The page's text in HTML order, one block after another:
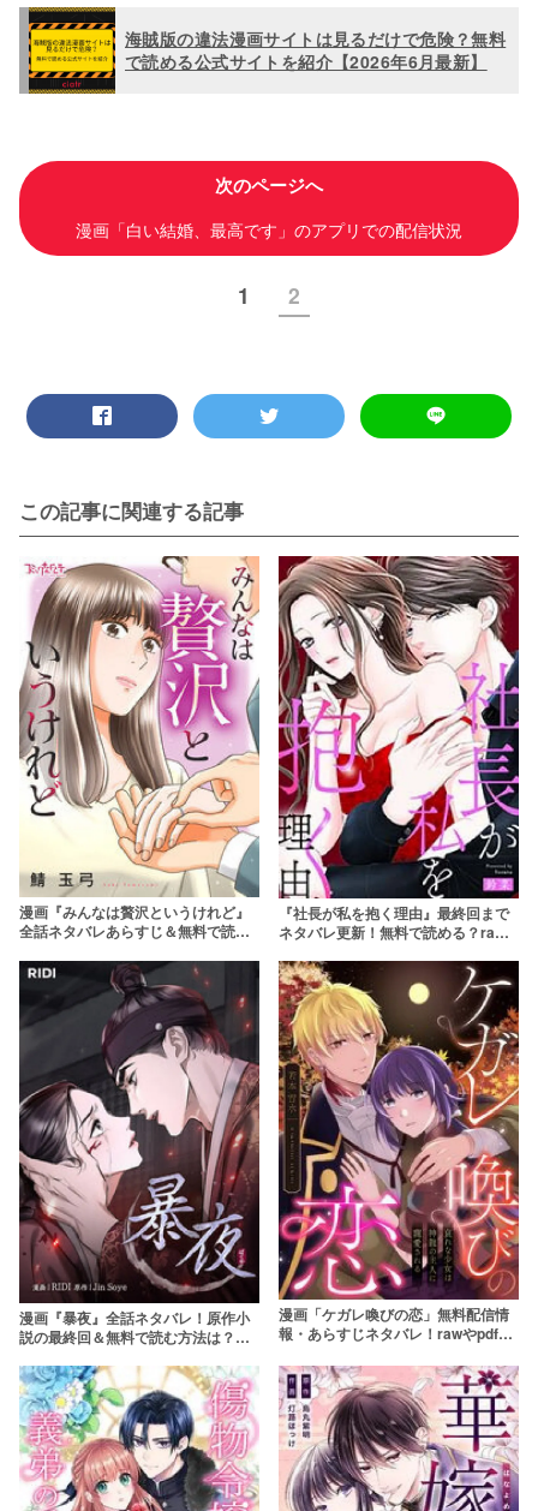
海賊版の違法漫画サイトは見るだけで危険？無料
で読める公式サイトを紹介【2026年6月最新】
次のページへ
漫画「白い結婚、最高です」のアプリでの配信状況
1 2
この記事に関連する記事
漫画『みんなは贅沢というけれど』
全話ネタバレあらすじ＆無料で読む
めよう
『社長が私を抱く理由』最終回まで
ネタバレ更新！無料で読める？raw
漫画『暴夜』全話ネタバレ！原作小
説の最終回＆無料で読む方法は？完
漫画「ケガレ喚びの恋」無料配信情
報・あらすじネタバレ！rawやpdfで